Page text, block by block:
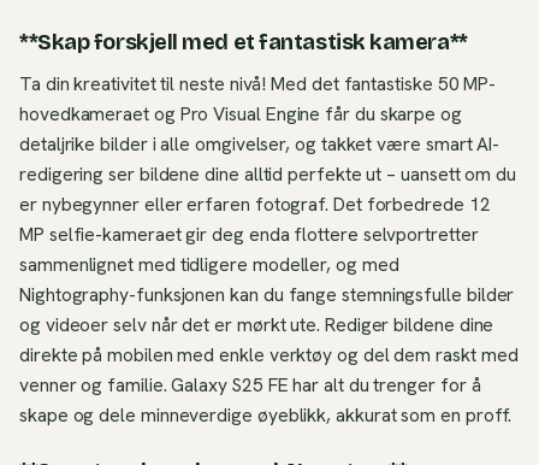
**Skap forskjell med et fantastisk kamera**
Ta din kreativitet til neste nivå! Med det fantastiske 50 MP-
hovedkameraet og Pro Visual Engine får du skarpe og
detaljrike bilder i alle omgivelser, og takket være smart AI-
redigering ser bildene dine alltid perfekte ut – uansett om du
er nybegynner eller erfaren fotograf. Det forbedrede 12
MP selfie-kameraet gir deg enda flottere selvportretter
sammenlignet med tidligere modeller, og med
Nightography-funksjonen kan du fange stemningsfulle bilder
og videoer selv når det er mørkt ute. Rediger bildene dine
direkte på mobilen med enkle verktøy og del dem raskt med
venner og familie. Galaxy S25 FE har alt du trenger for å
skape og dele minneverdige øyeblikk, akkurat som en proff.